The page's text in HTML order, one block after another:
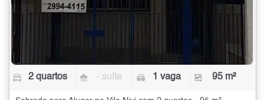
2 quartos - suíte 1 vaga 95 m²